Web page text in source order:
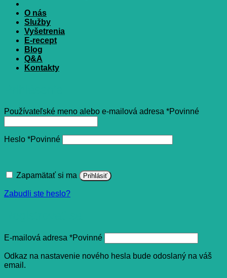
O nás
Služby
Vyšetrenia
E-recept
Blog
Q&A
Kontakty
Používateľské meno alebo e-mailová adresa *Povinné
Heslo *Povinné
Zapamätať si ma Prihlásiť
Zabudli ste heslo?
E-mailová adresa *Povinné
Odkaz na nastavenie nového hesla bude odoslaný na váš
email.